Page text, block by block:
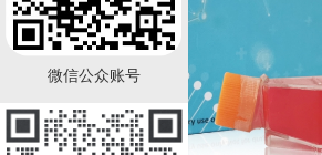
微信公众账号